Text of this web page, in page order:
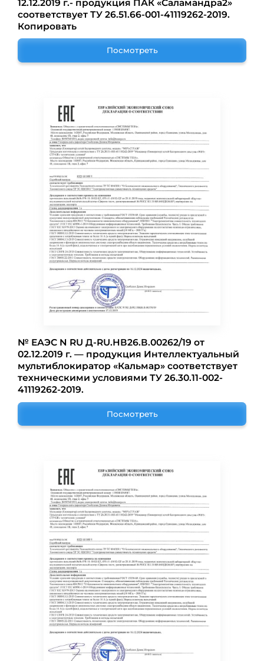
12.12.2019 г.- продукция ПАК «Саламандра2»
соответствует ТУ 26.51.66-001-41119262-2019.
Копировать
Посмотреть
№ ЕАЭС N RU Д-RU.НВ26.В.00262/19 от
02.12.2019 г. — продукция Интеллектуальный
мультиблокиратор «Кальмар» соответствует
техническими условиями ТУ 26.30.11-002-
41119262-2019.
Посмотреть